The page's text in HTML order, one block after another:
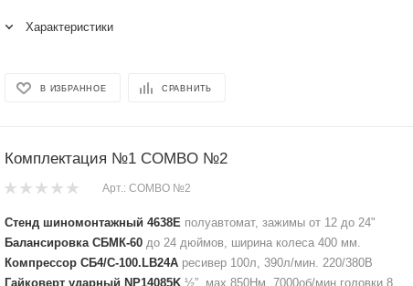
Характеристики
В ИЗБРАННОЕ СРАВНИТЬ
Комплектация №1 COMBO №2
Арт.: COMBO №2
Стенд шиномонтажный 4638E полуавтомат, зажимы от 12 до 24"
Балансировка СБМК-60 до 24 дюймов, ширина колеса 400 мм.
Компрессор СБ4/С-100.LB24A ресивер 100л, 390л/мин. 220/380В
Гайковерт ударный NP14085K ½”, мах 850Нм, 7000об/мин.головки 8